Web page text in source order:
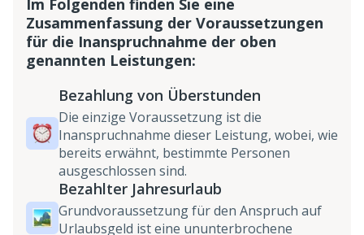
Im Folgenden finden Sie eine
Zusammenfassung der Voraussetzungen
für die Inanspruchnahme der oben
genannten Leistungen:
Bezahlung von Überstunden
Die einzige Voraussetzung ist die
Inanspruchnahme dieser Leistung, wobei, wie
bereits erwähnt, bestimmte Personen
ausgeschlossen sind.
Bezahlter Jahresurlaub
Grundvoraussetzung für den Anspruch auf
Urlaubsgeld ist eine ununterbrochene